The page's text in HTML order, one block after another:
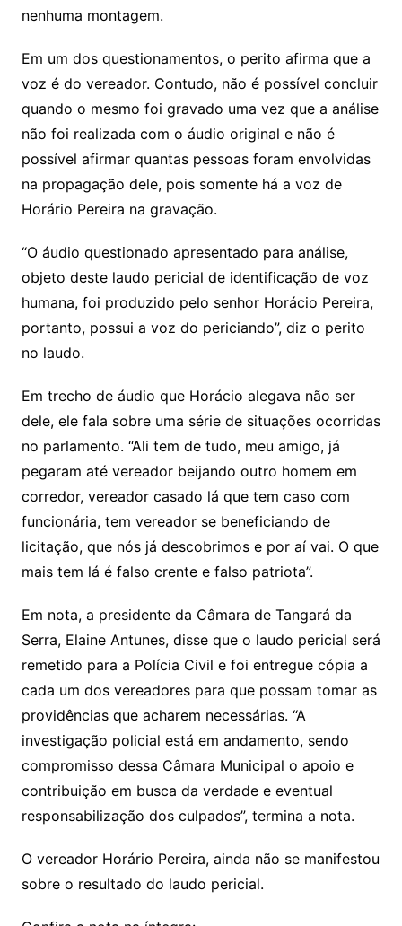
nenhuma montagem.
Em um dos questionamentos, o perito afirma que a
voz é do vereador. Contudo, não é possível concluir
quando o mesmo foi gravado uma vez que a análise
não foi realizada com o áudio original e não é
possível afirmar quantas pessoas foram envolvidas
na propagação dele, pois somente há a voz de
Horário Pereira na gravação.
“O áudio questionado apresentado para análise,
objeto deste laudo pericial de identificação de voz
humana, foi produzido pelo senhor Horácio Pereira,
portanto, possui a voz do periciando”, diz o perito
no laudo.
Em trecho de áudio que Horácio alegava não ser
dele, ele fala sobre uma série de situações ocorridas
no parlamento. “Ali tem de tudo, meu amigo, já
pegaram até vereador beijando outro homem em
corredor, vereador casado lá que tem caso com
funcionária, tem vereador se beneficiando de
licitação, que nós já descobrimos e por aí vai. O que
mais tem lá é falso crente e falso patriota”.
Em nota, a presidente da Câmara de Tangará da
Serra, Elaine Antunes, disse que o laudo pericial será
remetido para a Polícia Civil e foi entregue cópia a
cada um dos vereadores para que possam tomar as
providências que acharem necessárias. “A
investigação policial está em andamento, sendo
compromisso dessa Câmara Municipal o apoio e
contribuição em busca da verdade e eventual
responsabilização dos culpados”, termina a nota.
O vereador Horário Pereira, ainda não se manifestou
sobre o resultado do laudo pericial.